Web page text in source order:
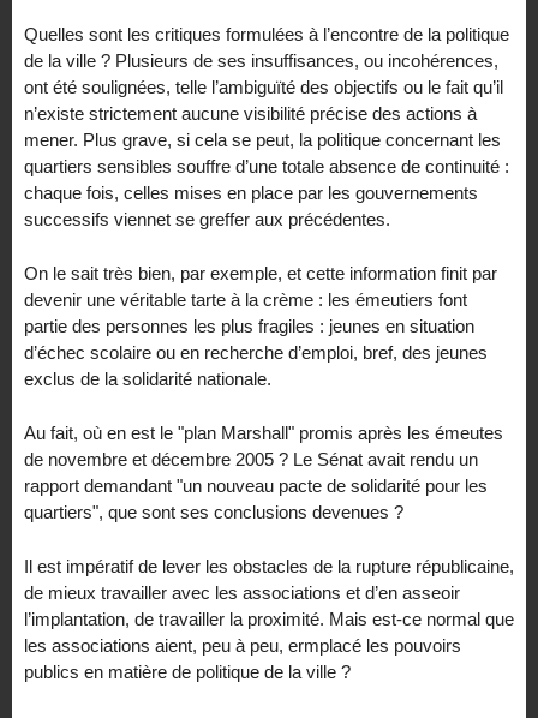
Quelles sont les critiques formulées à l’encontre de la politique
de la ville ? Plusieurs de ses insuffisances, ou incohérences,
ont été soulignées, telle l’ambiguïté des objectifs ou le fait qu’il
n’existe strictement aucune visibilité précise des actions à
mener. Plus grave, si cela se peut, la politique concernant les
quartiers sensibles souffre d’une totale absence de continuité :
chaque fois, celles mises en place par les gouvernements
successifs viennet se greffer aux précédentes.
On le sait très bien, par exemple, et cette information finit par
devenir une véritable tarte à la crème : les émeutiers font
partie des personnes les plus fragiles : jeunes en situation
d’échec scolaire ou en recherche d’emploi, bref, des jeunes
exclus de la solidarité nationale.
Au fait, où en est le "plan Marshall" promis après les émeutes
de novembre et décembre 2005 ? Le Sénat avait rendu un
rapport demandant "un nouveau pacte de solidarité pour les
quartiers", que sont ses conclusions devenues ?
Il est impératif de lever les obstacles de la rupture républicaine,
de mieux travailler avec les associations et d’en asseoir
l’implantation, de travailler la proximité. Mais est-ce normal que
les associations aient, peu à peu, ermplacé les pouvoirs
publics en matière de politique de la ville ?